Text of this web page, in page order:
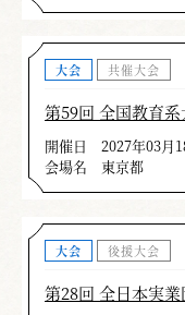
大会 共催大会
第59回 全国教育
開催日
2027年03月
会場名
東京都
大会 後援大会
第28回 全日本実業